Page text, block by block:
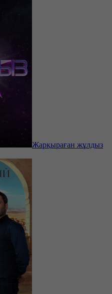
Жарқыраған жұлдыз